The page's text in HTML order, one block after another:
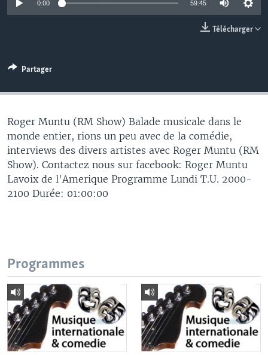
0:00 59:45
Télécharger
Partager
Roger Muntu (RM Show) Balade musicale dans le
monde entier, rions un peu avec de la comédie,
interviews des divers artistes avec Roger Muntu (RM
Show). Contactez nous sur facebook: Roger Muntu
Lavoix de l'Amerique Programme Lundi T.U. 2000-
2100 Durée: 01:00:00
Programmes